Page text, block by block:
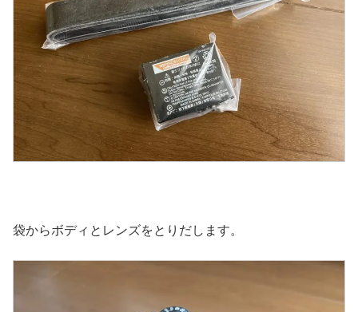
袋からボディとレンズをとりだします。